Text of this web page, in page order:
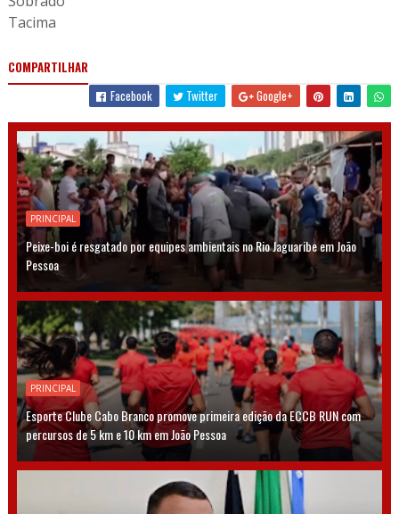
Tacima
COMPARTILHAR
Facebook
Twitter Google+
PRINCIPAL
Peixe-boi é resgatado por equipes ambientais no Rio Jaguaribe em João
Pessoa
PRINCIPAL
Esporte Clube Cabo Branco promove primeira edição da ECCB RUN com
percursos de 5 km e 10 km em João Pessoa